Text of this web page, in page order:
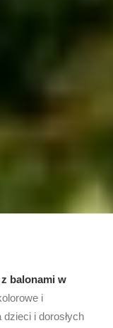
balonami w
i
dzieci i dorosłych